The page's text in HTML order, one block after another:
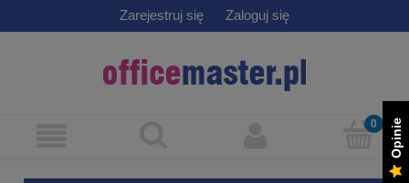
Zarejestruj się Zaloguj się
Opinie